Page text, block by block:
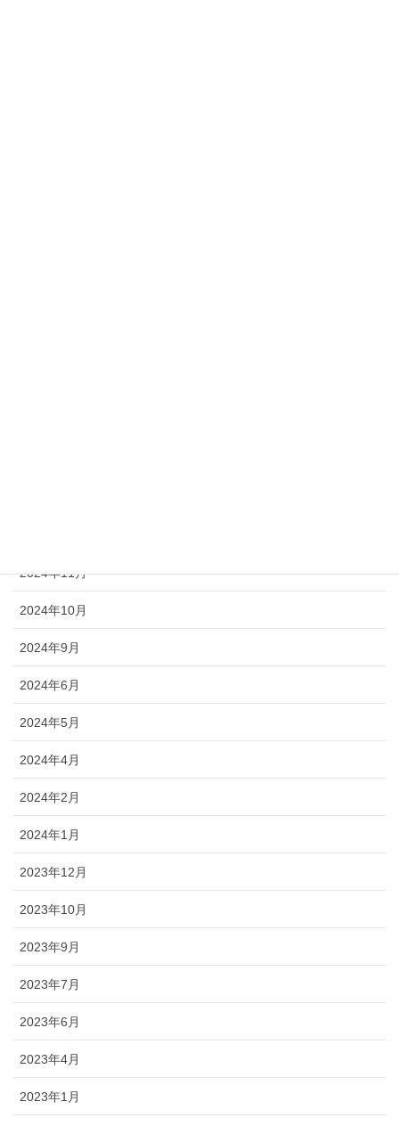
2024年11月
2024年10月
2024年9月
2024年6月
2024年5月
2024年4月
2024年2月
2024年1月
2023年12月
2023年10月
2023年9月
2023年7月
2023年6月
2023年4月
2023年1月